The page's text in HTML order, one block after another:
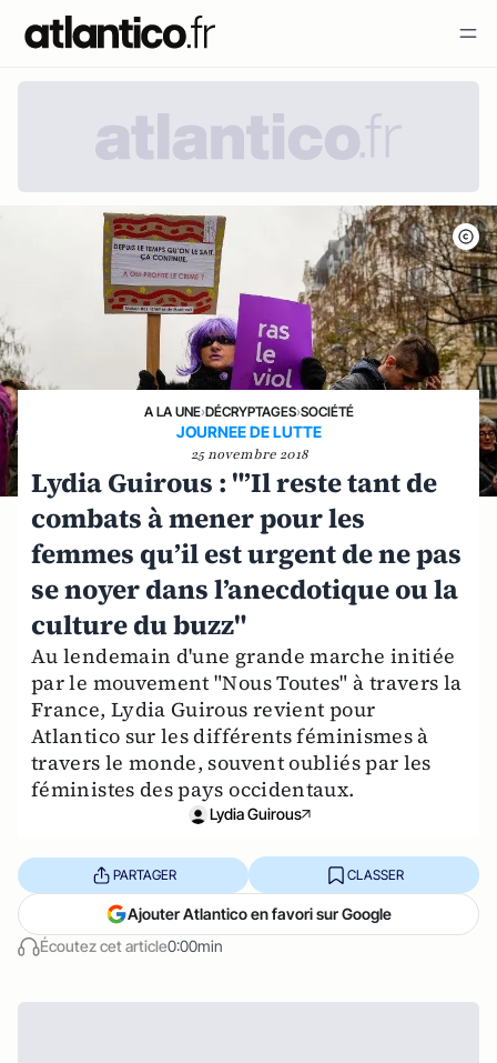
A LA UNE›DÉCRYPTAGES›SOCIÉTÉ
JOURNEE DE LUTTE
25 novembre 2018
Lydia Guirous : "’Il reste tant de
combats à mener pour les
femmes qu’il est urgent de ne pas
se noyer dans l’anecdotique ou la
culture du buzz"
Au lendemain d'une grande marche initiée
par le mouvement "Nous Toutes" à travers la
France, Lydia Guirous revient pour
Atlantico sur les différents féminismes à
travers le monde, souvent oubliés par les
féministes des pays occidentaux.
Lydia Guirous
Écoutez cet article0:00min
PARTAGER CLASSER
Ajouter Atlantico en favori sur Google